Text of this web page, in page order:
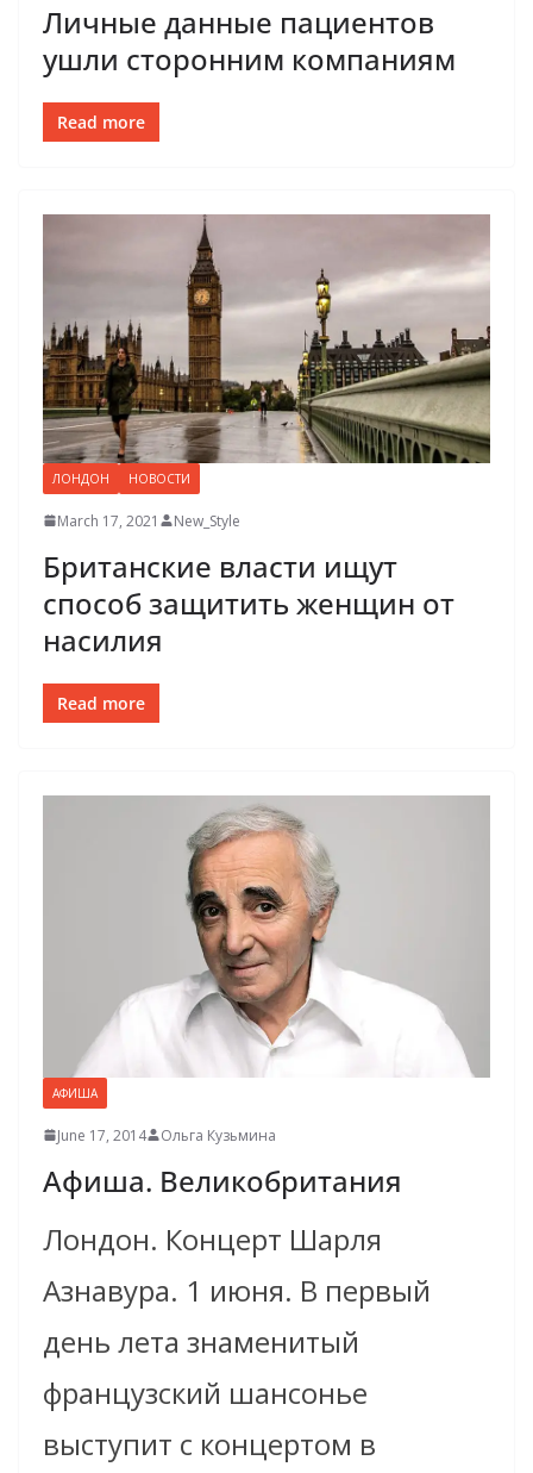
Личные данные пациентов
ушли сторонним компаниям
Read more
ЛОНДОН НОВОСТИ
March 17, 2021 New_Style
Британские власти ищут
способ защитить женщин от
насилия
Read more
АФИША
June 17, 2014 Ольга Кузьмина
Афиша. Великобритания
Лондон. Концерт Шарля
Азнавура. 1 июня. В первый
день лета знаменитый
французский шансонье
выступит с концертом в